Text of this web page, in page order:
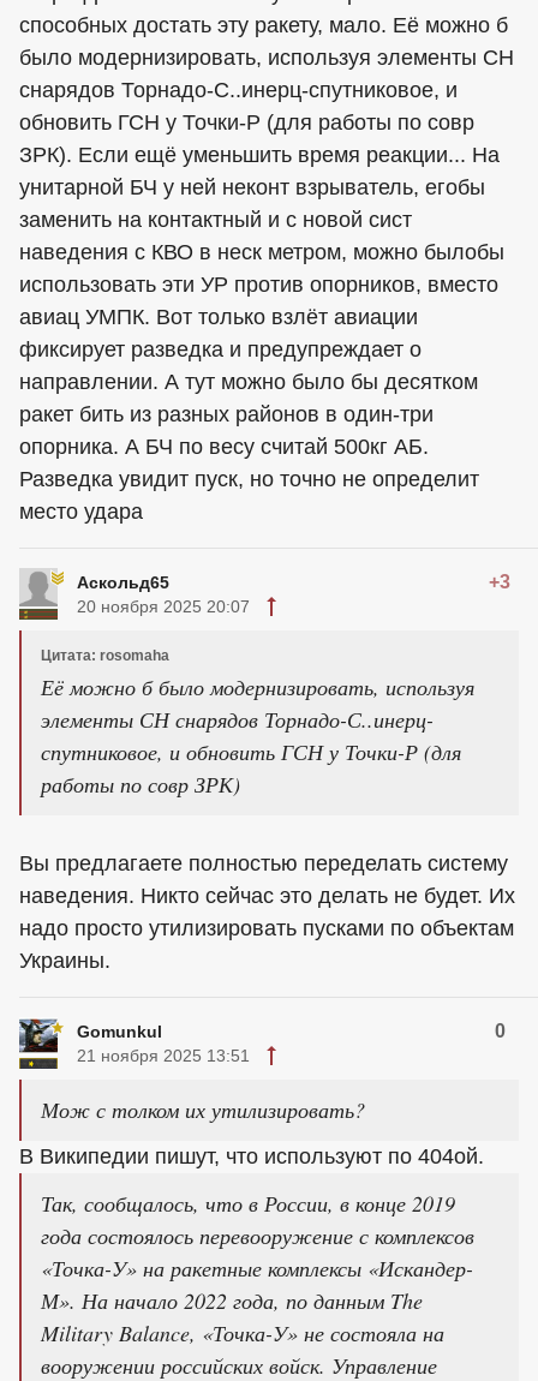
способных достать эту ракету, мало. Её можно б
было модернизировать, используя элементы СН
снарядов Торнадо-С..инерц-спутниковое, и
обновить ГСН у Точки-Р (для работы по совр
ЗРК). Если ещё уменьшить время реакции... На
унитарной БЧ у ней неконт взрыватель, егобы
заменить на контактный и с новой сист
наведения с КВО в неск метром, можно былобы
использовать эти УР против опорников, вместо
авиац УМПК. Вот только взлёт авиации
фиксирует разведка и предупреждает о
направлении. А тут можно было бы десятком
ракет бить из разных районов в один-три
опорника. А БЧ по весу считай 500кг АБ.
Разведка увидит пуск, но точно не определит
место удара
Аскольд65 +3
20 ноября 2025 20:07
Цитата: rosomaha
Её можно б было модернизировать, используя
элементы СН снарядов Торнадо-С..инерц-
спутниковое, и обновить ГСН у Точки-Р (для
работы по совр ЗРК)
Вы предлагаете полностью переделать систему
наведения. Никто сейчас это делать не будет. Их
надо просто утилизировать пусками по объектам
Украины.
Gomunkul 0
21 ноября 2025 13:51
Мож с толком их утилизировать?
В Википедии пишут, что используют по 404ой.
Так, сообщалось, что в России, в конце 2019
года состоялось перевооружение с комплексов
«Точка-У» на ракетные комплексы «Искандер-
М». На начало 2022 года, по данным The
Military Balance, «Точка-У» не состояла на
вооружении российских войск. Управление